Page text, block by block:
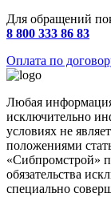
Для обращений
8 800 333 86 83
Оплата по
Любая
исключительно
условиях не
положениями
«Сибпромстрой»
обязательства
специально